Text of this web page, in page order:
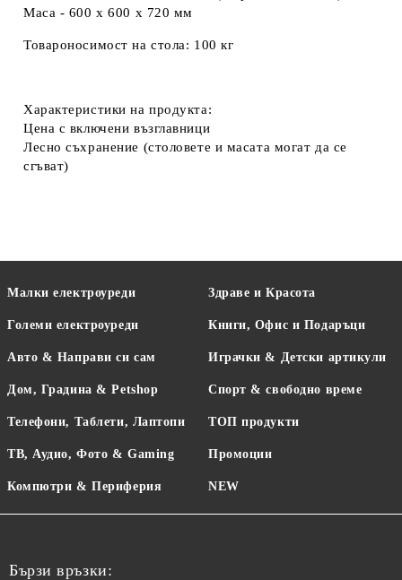
Маса - 600 x 600 x 720 мм
Товароносимост на стола: 100 кг
Характеристики на продукта:
Цена с включени възглавници
Лесно съхранение (столовете и масата могат да се
сгъват)
Малки електроуреди
Големи електроуреди
Авто & Направи си сам
Дом, Градина & Petshop
Телефони, Таблети, Лаптопи
ТВ, Аудио, Фото & Gaming
Компютри & Периферия
Здраве и Красота
Книги, Офис и Подаръци
Играчки & Детски артикули
Спорт & свободно време
ТОП продукти
Промоции
NEW
Бързи връзки: